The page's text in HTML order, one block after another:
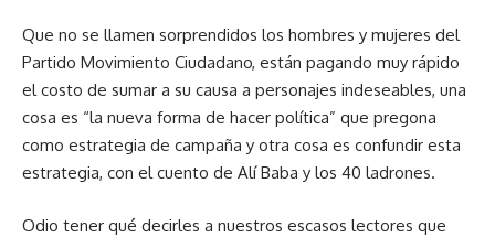
Que no se llamen sorprendidos los hombres y mujeres del
Partido Movimiento Ciudadano, están pagando muy rápido
el costo de sumar a su causa a personajes indeseables, una
cosa es “la nueva forma de hacer política” que pregona
como estrategia de campaña y otra cosa es confundir esta
estrategia, con el cuento de Alí Baba y los 40 ladrones.
Odio tener qué decirles a nuestros escasos lectores que